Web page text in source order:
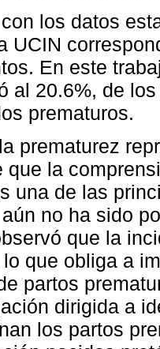
los datos
UCIN
En este
al 20.6%, de
prematuros.
prematurez
que la
una de las
no ha sido
que la
que obliga a
partos
dirigida a
los partos